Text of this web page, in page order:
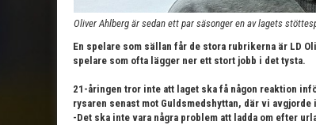
Oliver Ahlberg är sedan ett par säsonger en av lagets
En spelare som sällan får de stora rubrikerna är LD
spelare som ofta lägger ner ett stort jobb i det tysta.
21-åringen tror inte att laget ska få någon reaktion
rysaren senast mot Guldsmedshyttan, där vi avgjorde
-Det ska inte vara några problem att ladda om efter